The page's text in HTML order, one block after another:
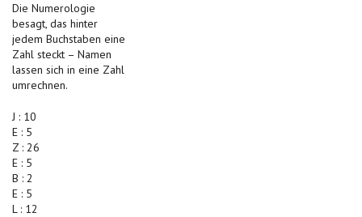
Die Numerologie
besagt, das hinter
jedem Buchstaben eine
Zahl steckt – Namen
lassen sich in eine Zahl
umrechnen.
J : 10
E : 5
Z : 26
E : 5
B : 2
E : 5
L : 12